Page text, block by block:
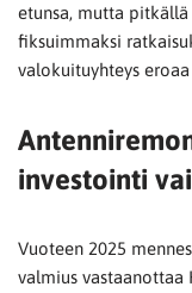
etunsa, mutta
fiksuimmaksi
valokuituyhteys
investointi
Vuoteen 2025
valmius vastaanottaa